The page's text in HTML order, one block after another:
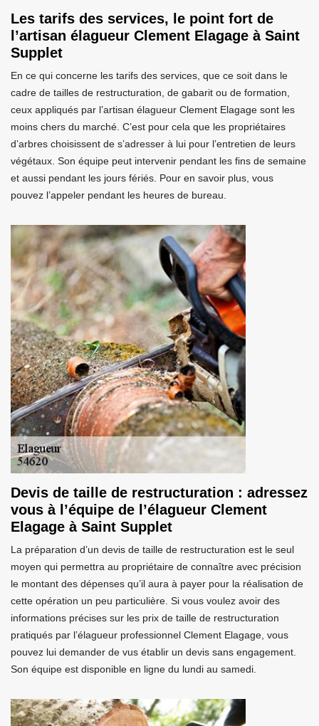
Les tarifs des services, le point fort de
l’artisan élagueur Clement Elagage à Saint
Supplet
En ce qui concerne les tarifs des services, que ce soit dans le
cadre de tailles de restructuration, de gabarit ou de formation,
ceux appliqués par l’artisan élagueur Clement Elagage sont les
moins chers du marché. C’est pour cela que les propriétaires
d’arbres choisissent de s’adresser à lui pour l’entretien de leurs
végétaux. Son équipe peut intervenir pendant les fins de semaine
et aussi pendant les jours fériés. Pour en savoir plus, vous
pouvez l’appeler pendant les heures de bureau.
Devis de taille de restructuration : adressez
vous à l’équipe de l’élagueur Clement
Elagage à Saint Supplet
La préparation d’un devis de taille de restructuration est le seul
moyen qui permettra au propriétaire de connaître avec précision
le montant des dépenses qu’il aura à payer pour la réalisation de
cette opération un peu particulière. Si vous voulez avoir des
informations précises sur les prix de taille de restructuration
pratiqués par l’élagueur professionnel Clement Elagage, vous
pouvez lui demander de vus établir un devis sans engagement.
Son équipe est disponible en ligne du lundi au samedi.